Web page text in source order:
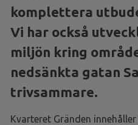
komplettera
Vi har också
miljön kring
nedsänkta gatan
trivsammare.
Kvarteret Gränden